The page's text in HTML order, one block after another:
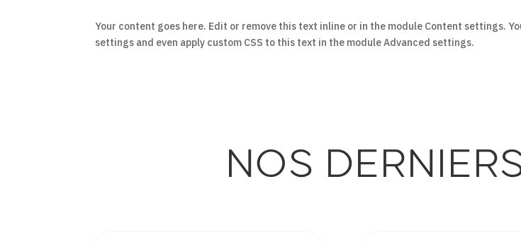
Your content goes here. Edit or remove this text inline or in the module Content settings.
settings and even apply custom CSS to this text in the module Advanced settings.
NOS